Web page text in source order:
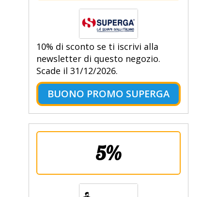
10% di sconto se ti iscrivi alla
newsletter di questo negozio.
Scade il 31/12/2026.
BUONO PROMO SUPERGA
5%